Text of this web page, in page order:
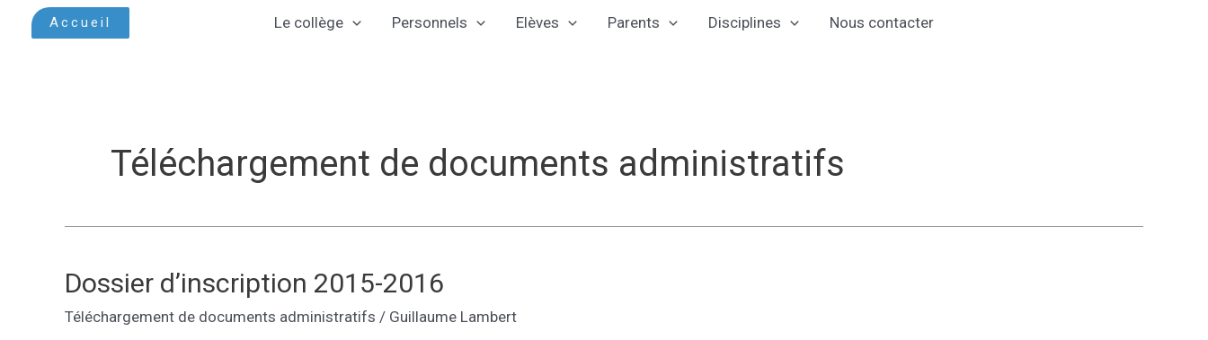
Accueil Le collège Personnels Elèves Parents Disciplines Nous contacter
Téléchargement de documents administratifs
Dossier d’inscription 2015-2016
Téléchargement de documents administratifs / Guillaume Lambert